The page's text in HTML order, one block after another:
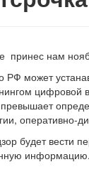
принес нам
РФ может
цифровой
оперативно-
будет вести